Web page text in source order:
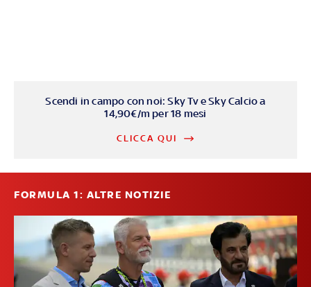
Scendi in campo con noi: Sky Tv e Sky Calcio a
14,90€/m per 18 mesi
CLICCA QUI
FORMULA 1: ALTRE NOTIZIE